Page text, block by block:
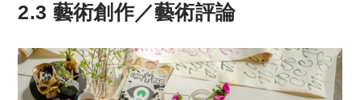
2.3 藝術創作／藝術評論